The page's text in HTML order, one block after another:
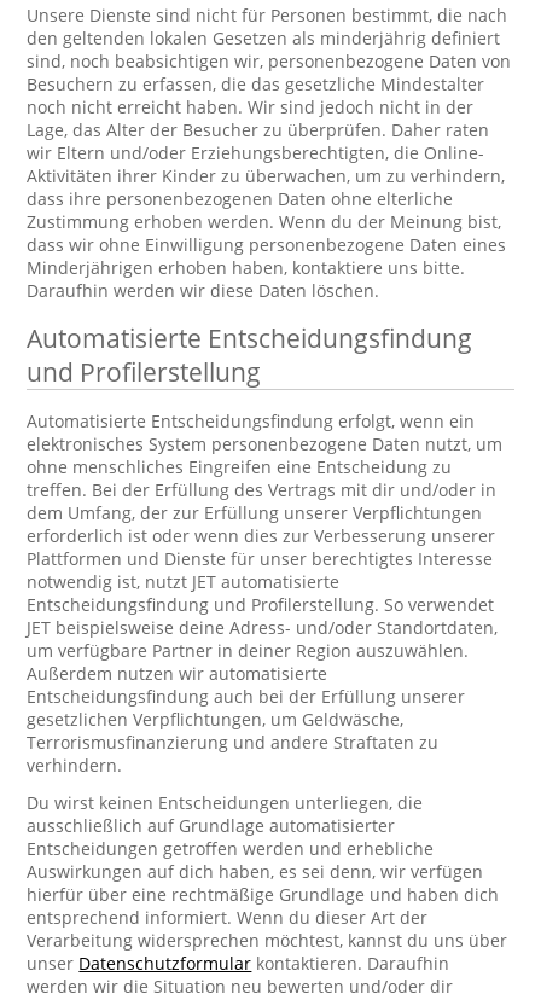
Unsere Dienste sind nicht für Personen bestimmt, die nach
den geltenden lokalen Gesetzen als minderjährig definiert
sind, noch beabsichtigen wir, personenbezogene Daten von
Besuchern zu erfassen, die das gesetzliche Mindestalter
noch nicht erreicht haben. Wir sind jedoch nicht in der
Lage, das Alter der Besucher zu überprüfen. Daher raten
wir Eltern und/oder Erziehungsberechtigten, die Online-
Aktivitäten ihrer Kinder zu überwachen, um zu verhindern,
dass ihre personenbezogenen Daten ohne elterliche
Zustimmung erhoben werden. Wenn du der Meinung bist,
dass wir ohne Einwilligung personenbezogene Daten eines
Minderjährigen erhoben haben, kontaktiere uns bitte.
Daraufhin werden wir diese Daten löschen.
Automatisierte Entscheidungsfindung
und Profilerstellung
Automatisierte Entscheidungsfindung erfolgt, wenn ein
elektronisches System personenbezogene Daten nutzt, um
ohne menschliches Eingreifen eine Entscheidung zu
treffen. Bei der Erfüllung des Vertrags mit dir und/oder in
dem Umfang, der zur Erfüllung unserer Verpflichtungen
erforderlich ist oder wenn dies zur Verbesserung unserer
Plattformen und Dienste für unser berechtigtes Interesse
notwendig ist, nutzt JET automatisierte
Entscheidungsfindung und Profilerstellung. So verwendet
JET beispielsweise deine Adress- und/oder Standortdaten,
um verfügbare Partner in deiner Region auszuwählen.
Außerdem nutzen wir automatisierte
Entscheidungsfindung auch bei der Erfüllung unserer
gesetzlichen Verpflichtungen, um Geldwäsche,
Terrorismusfinanzierung und andere Straftaten zu
verhindern.
Du wirst keinen Entscheidungen unterliegen, die
ausschließlich auf Grundlage automatisierter
Entscheidungen getroffen werden und erhebliche
Auswirkungen auf dich haben, es sei denn, wir verfügen
hierfür über eine rechtmäßige Grundlage und haben dich
entsprechend informiert. Wenn du dieser Art der
Verarbeitung widersprechen möchtest, kannst du uns über
unser Datenschutzformular kontaktieren. Daraufhin
werden wir die Situation neu bewerten und/oder dir